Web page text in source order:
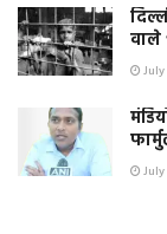
वाले
July
July